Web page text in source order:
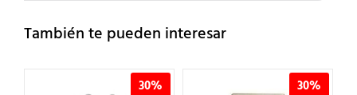
También te pueden interesar
30% 30%